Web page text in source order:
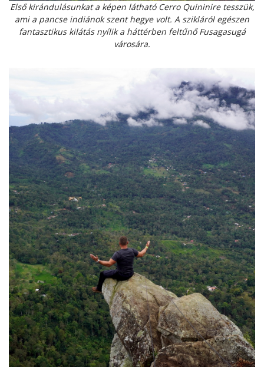
Első kirándulásunkat a képen látható Cerro Quininire tesszük,
ami a pancse indiánok szent hegye volt. A szikláról egészen
fantasztikus kilátás nyílik a háttérben feltűnő Fusagasugá
városára.